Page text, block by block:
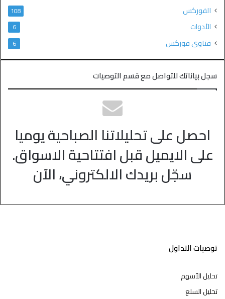
الفوركس 108
الأدوات 6
فتاوى فوركس 6
سجل بياناتك للتواصل مع قسم التوصيات
احصل على تحليلاتنا الصباحية يوميا
على الايميل قبل افتتاحية الاسواق.
سجّل بريدك الالكتروني، الآن
توصيات التداول
تحليل الأسهم
تحليل السلع